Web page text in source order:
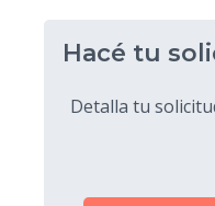
Hacé tu
Detalla tu